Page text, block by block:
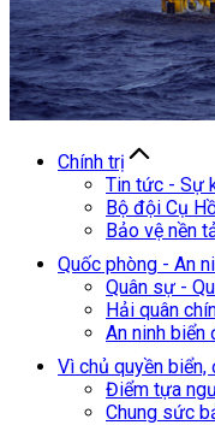
Chính trị
Tin tức - Sự
Bộ đội Cụ
Bảo vệ nền
Quốc phòng - An
Quân sự -
Hải quân
An ninh biển
Vì chủ quyền biển,
Điểm tựa
Chung sức